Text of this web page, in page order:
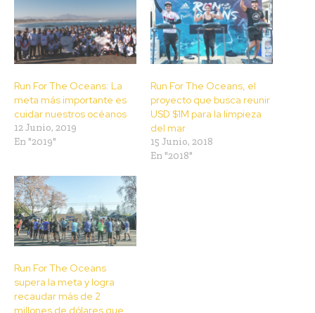
Run For The Oceans: La
meta más importante es
cuidar nuestros océanos
12 Junio, 2019
En "2019"
Run For The Oceans, el
proyecto que busca reunir
USD $1M para la limpieza
del mar
15 Junio, 2018
En "2018"
Run For The Oceans
supera la meta y logra
recaudar más de 2
millones de dólares que